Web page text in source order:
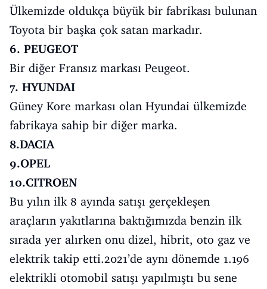
Ülkemizde oldukça büyük bir fabrikası bulunan
Toyota bir başka çok satan markadır.
6. PEUGEOT
Bir diğer Fransız markası Peugeot.
7. HYUNDAI
Güney Kore markası olan Hyundai ülkemizde
fabrikaya sahip bir diğer marka.
8.DACIA
9.OPEL
10.CITROEN
Bu yılın ilk 8 ayında satışı gerçekleşen
araçların yakıtlarına baktığımızda benzin ilk
sırada yer alırken onu dizel, hibrit, oto gaz ve
elektrik takip etti.2021’de aynı dönemde 1.196
elektrikli otomobil satışı yapılmıştı bu sene